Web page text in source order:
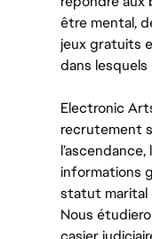
être mental,
jeux gratuits
dans lesquels
Electronic
recrutement
informations
statut marital
Nous